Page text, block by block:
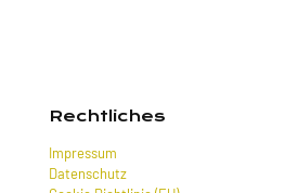
Rechtliches
Impressum
Datenschutz